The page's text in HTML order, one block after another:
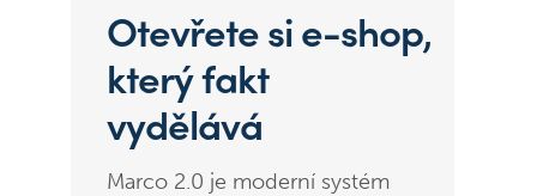
Otevřete sie-shop,
který fakt
vydělává
Marco 2.0 je moderní systém